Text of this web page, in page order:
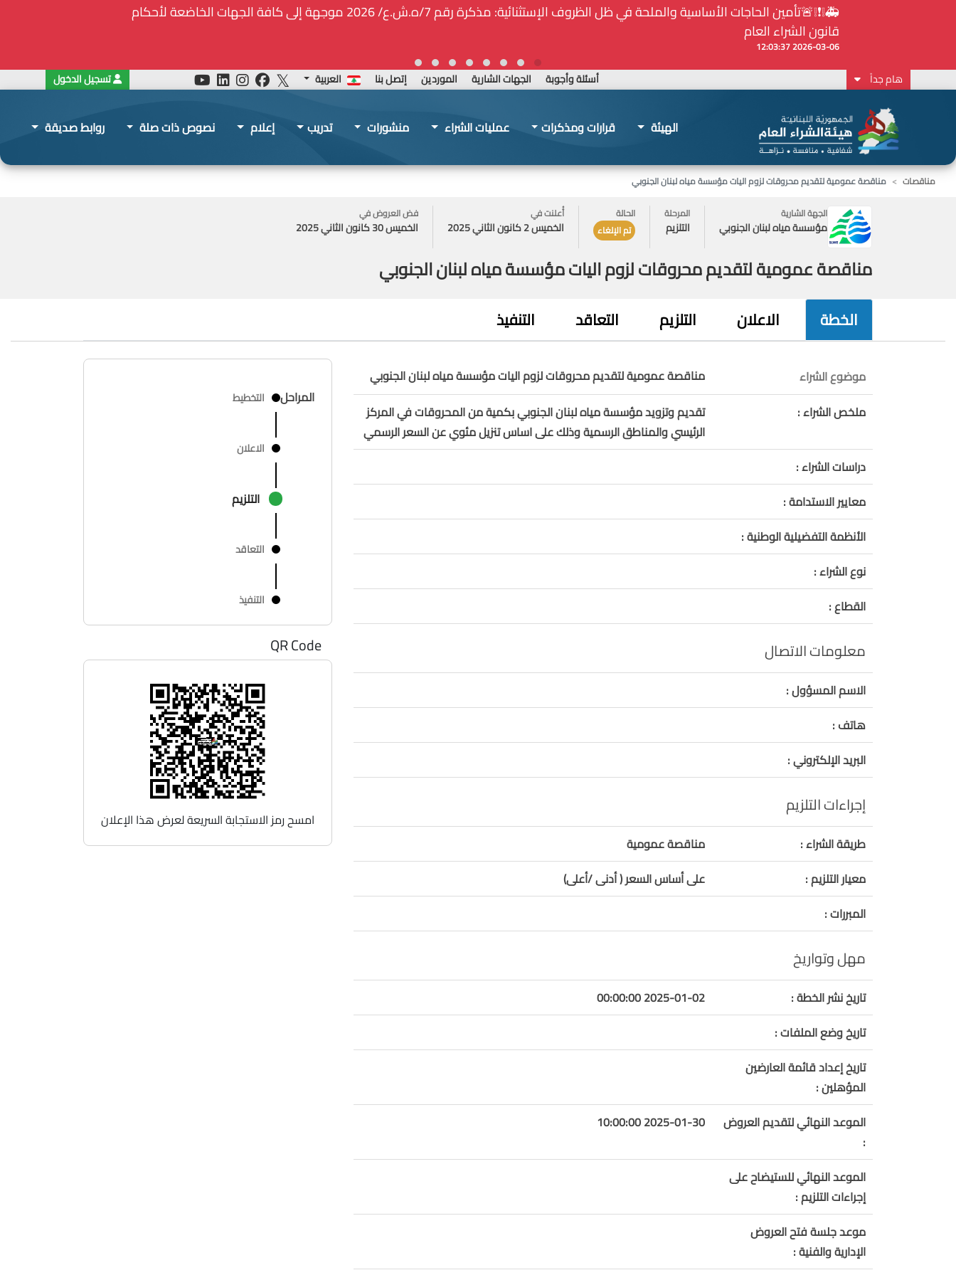
⚠️... ويكون النشر إلزامياً على المنصة الإلكترونيّة المركزيّة لدى هيئة الشراء العام... الخ. (المادة 109 : الشفافية)
2026-02-24 13:48:11
هام جداً أسئلة وأجوبة الجهات الشارية الموردين إتصل بنا العربية تسجيل الدخول
الهيئة قرارات ومذكرات عمليات الشراء منشورات تدريب إعلام نصوص ذات صلة روابط صديقة
مناقصات
مناقصة عمومية لتقديم محروقات لزوم اليات مؤسسة مياه لبنان الجنوبي
الجهة الشارية
مؤسسة مياه لبنان الجنوبي
المرحلة
التلزيم
الحالة
تم الإلغاء
أُعلنت في
الخميس 2 كانون الثاني 2025
فض العروض في
الخميس 30 كانون الثاني 2025
مناقصة عمومية لتقديم محروقات لزوم اليات مؤسسة مياه لبنان الجنوبي
الخطة الاعلان التلزيم التعاقد التنفيذ
موضوع الشراء
مناقصة عمومية لتقديم محروقات لزوم اليات مؤسسة مياه لبنان الجنوبي
ملخص الشراء :
تقديم وتزويد مؤسسة مياه لبنان الجنوبي بكمية من المحروقات في المركز
الرئيسي والمناطق الرسمية وذلك على اساس تنزيل مئوي عن السعر الرسمي
دراسات الشراء :
معايير الاستدامة :
الأنظمة التفضيلية الوطنية :
نوع الشراء :
القطاع :
معلومات الاتصال
الاسم المسؤول :
هاتف :
البريد الإلكتروني :
إجراءات التلزيم
طريقة الشراء :
مناقصة عمومية
معيار التلزيم :
على أساس السعر ( أدنى /أعلى)
المبررات :
مهل وتواريخ
تاريخ نشر الخطة :
2025-01-02 00:00:00
تاريخ وضع الملفات :
تاريخ إعداد قائمة العارضين
المؤهلين :
الموعد النهائي لتقديم العروض
:
2025-01-30 10:00:00
الموعد النهائي للستيضاح على
إجراءات التلزيم :
موعد جلسة فتح العروض
الإدارية والفنية :
المراحل التخطيط
الاعلان
التلزيم
التعاقد
التنفيذ
QR Code
امسح رمز الاستجابة السريعة لعرض هذا الإعلان